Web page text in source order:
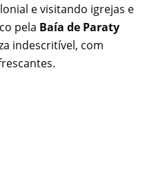
e visitando igrejas e
pela Baía de Paraty
indescritível, com